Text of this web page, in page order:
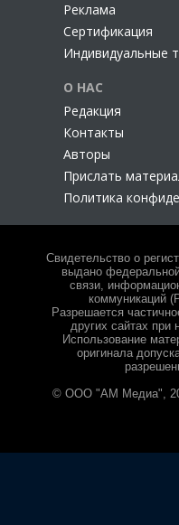
Реклама
Сертификация
Индивидуальные
О НАС
Редакция
Контакты
Авторы
Прислать
Политика
Свидетельство о
выдано
связи,
коммуникаций
Разрешается
других сайтах при
Использование
оригинала
© ООО "АМ Медиа",